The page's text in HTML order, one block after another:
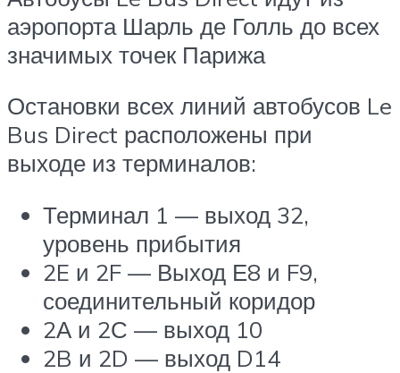
аэропорта Шарль де Голль до всех
значимых точек Парижа
Остановки всех линий автобусов Le
Bus Direct расположены при
выходе из терминалов:
Терминал 1 — выход 32,
уровень прибытия
2E и 2F — Выход Е8 и F9,
соединительный коридор
2А и 2С — выход 10
2B и 2D — выход D14